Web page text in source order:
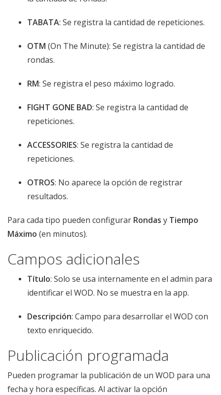
TABATA: Se registra la cantidad de repeticiones.
OTM (On The Minute): Se registra la cantidad de
rondas.
RM: Se registra el peso máximo logrado.
FIGHT GONE BAD: Se registra la cantidad de
repeticiones.
ACCESSORIES: Se registra la cantidad de
repeticiones.
OTROS: No aparece la opción de registrar
resultados.
Para cada tipo pueden configurar Rondas y Tiempo
Máximo (en minutos).
Campos adicionales
Título: Solo se usa internamente en el admin para
identificar el WOD. No se muestra en la app.
Descripción: Campo para desarrollar el WOD con
texto enriquecido.
Publicación programada
Pueden programar la publicación de un WOD para una
fecha y hora específicas. Al activar la opción